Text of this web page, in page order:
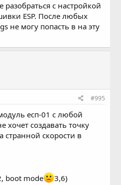
разобраться с настройкой
ESP. После любых
не могу попасть в на эту
#995
есп-01 с любой
создавать точку
странной скорости в
boot mode 3,6)